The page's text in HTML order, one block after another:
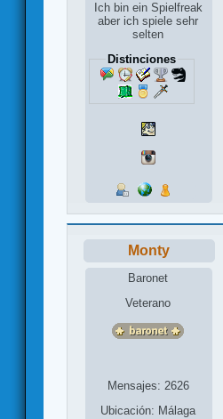
Ich bin ein Spielfreak
aber ich spiele sehr
selten
Distinciones
Monty
Baronet
Veterano
Mensajes: 2626
Ubicación: Málaga